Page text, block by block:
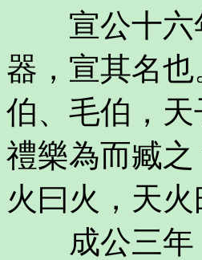
宣公十六年
器，宣其名
伯、毛伯，
禮樂為而臧
火曰火，天
成公三年「